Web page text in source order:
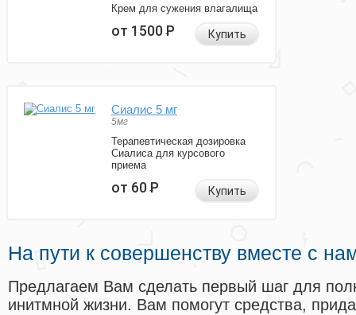
Крем для сужения влагалища
от 1500Р Купить
Сиалис 5 мг
5мг
Терапевтическая дозировка
Сиалиса для курсового
приема
от 60Р Купить
На пути к совершенству вместе с
Предлагаем Вам сделать первый шаг для
инитмной жизни. Вам помогут средства,